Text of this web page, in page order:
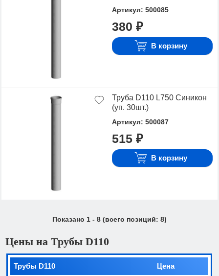
Артикул: 500085
380 ₽
В корзину
Труба D110 L750 Синикон
(уп. 30шт.)
Артикул: 500087
515 ₽
В корзину
Показано 1 - 8 (всего позиций: 8)
Цены на Трубы D110
Трубы D110 Цена